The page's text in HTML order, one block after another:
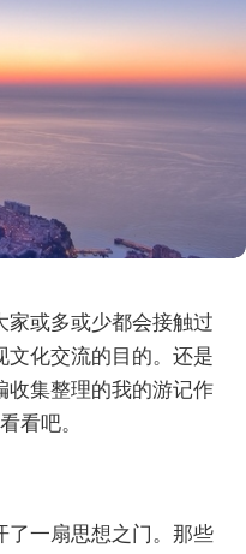
家或多或少都会接触过
文化交流的目的。还是
收集整理的我的游记作
看吧。
了一扇思想之门。那些